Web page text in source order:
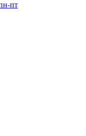
пт